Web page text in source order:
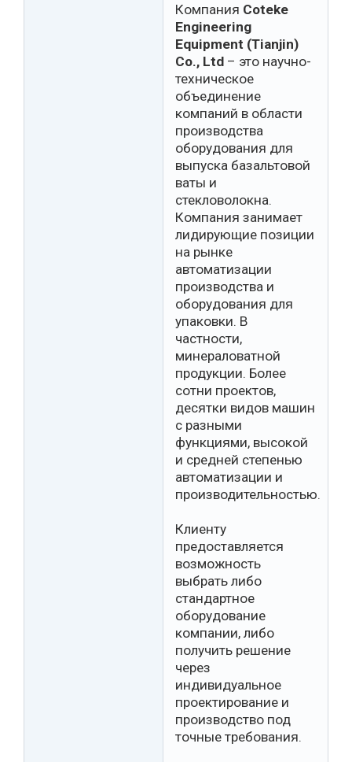
Компания Coteke
Engineering
Equipment (Tianjin)
Co., Ltd – это научно-
техническое
объединение
компаний в области
производства
оборудования для
выпуска базальтовой
ваты и
стекловолокна.
Компания занимает
лидирующие позиции
на рынке
автоматизации
производства и
оборудования для
упаковки. В
частности,
минераловатной
продукции. Более
сотни проектов,
десятки видов машин
с разными
функциями, высокой
и средней степенью
автоматизации и
производительностью.
Клиенту
предоставляется
возможность
выбрать либо
стандартное
оборудование
компании, либо
получить решение
через
индивидуальное
проектирование и
производство под
точные требования.